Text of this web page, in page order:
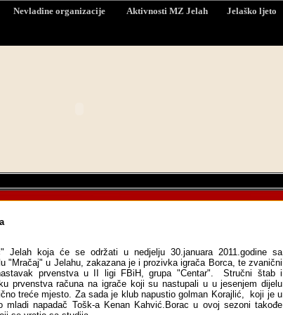
Nevladine organizacije Aktivnosti MZ Jelah Jelaško ljeto
Jelah koja će se održati u nedjelju 30.januara 2011.godine sa
"Mračaj" u Jelahu, zakazana je i prozivka igrača Borca, te zvanični
prvenstva u II ligi FBiH, grupa "Centar". Stručni štab i
prvenstva računa na igrače koji su nastupali u u jesenjem dijelu
treće mjesto. Za sada je klub napustio golman Korajlić, koji je u
mladi napadač Tošk-a Kenan Kahvić.Borac u ovoj sezoni takođe